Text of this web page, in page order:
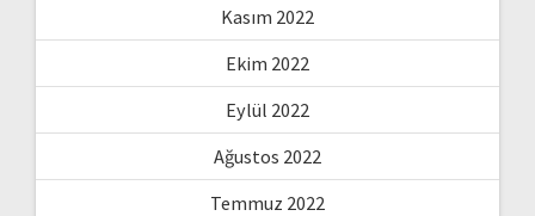
Kasım 2022
Ekim 2022
Eylül 2022
Ağustos 2022
Temmuz 2022